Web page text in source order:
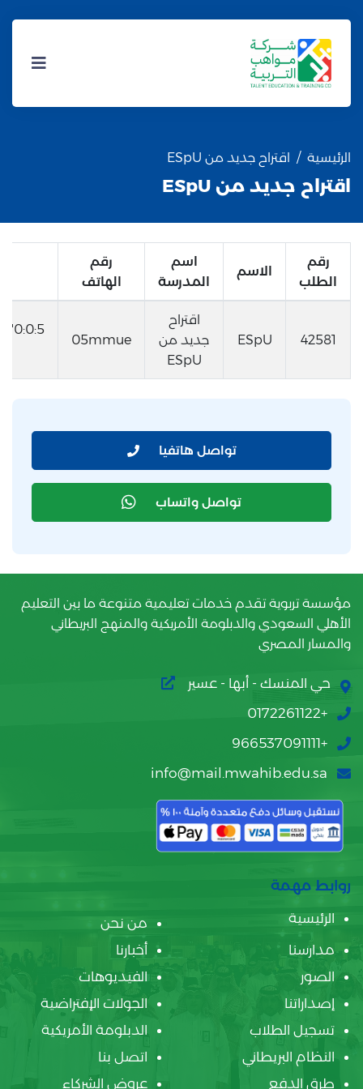
الرئيسية اقتراح جديد من ESpU
اقتراح جديد من ESpU
رقم
الطلب
الاسم
اسم
المدرسة
رقم
الهاتف
42581
ESpU
اقتراح
جديد من
ESpU
05mmue
تواصل هاتفيا
تواصل واتساب
مؤسسة تربوية تقدم خدمات تعليمية متنوعة ما بين التعليم
الأهلي السعودي والدبلومة الأمريكية والمنهج البريطاني
والمسار المصري
حي المنسك - أبها - عسير
+0172261122
+966537091111
info@mail.mwahib.edu.sa
روابط مهمة
الرئيسية
من نحن
مدارسنا
أخبارنا
الصور
الفيديوهات
إصداراتنا
الجولات الإفتراضية
تسجيل الطلاب
الدبلومة الأمريكية
النظام البريطاني
اتصل بنا
طرق الدفع
عروض الشركاء